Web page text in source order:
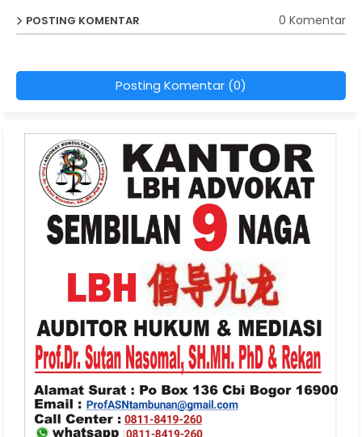
POSTING KOMENTAR 0 Komentar
Posting Komentar (0)